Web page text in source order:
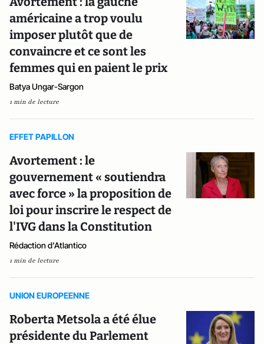
américaine a trop voulu
imposer plutôt que de
convaincre et ce sont les
femmes qui en paient le prix
Batya Ungar-Sargon
1 min de lecture
EFFET PAPILLON
Avortement : le
gouvernement « soutiendra
avec force » la proposition de
loi pour inscrire le respect de
l'IVG dans la Constitution
Rédaction d'Atlantico
1 min de lecture
UNION EUROPEENNE
Roberta Metsola a été élue
présidente du Parlement